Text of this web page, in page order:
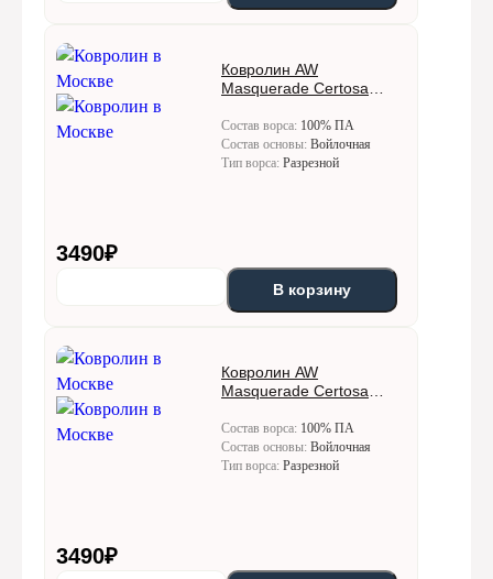
Ковролин AW
Masquerade Certosa
Состав ворса: 100% ПА
Состав основы: Войлочная
Тип ворса: Разрезной
3490₽
В корзину
Ковролин AW
Masquerade Certosa
Состав ворса: 100% ПА
Состав основы: Войлочная
Тип ворса: Разрезной
3490₽